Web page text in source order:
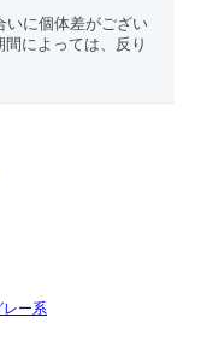
いに個体差がござい
によっては、反り
レー系